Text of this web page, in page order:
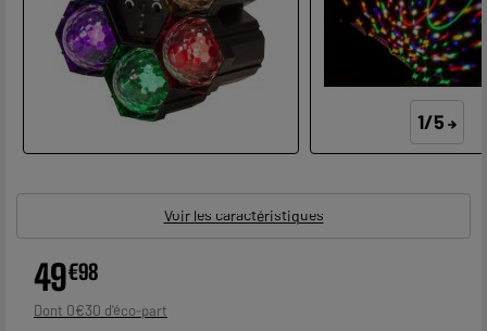
1/5
Voir les caractéristiques
49€98
Dont 0€30